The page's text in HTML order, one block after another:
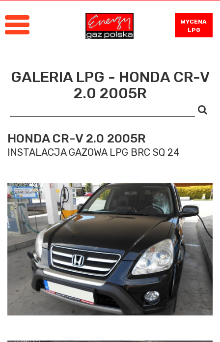
WYCENA
LPG
GALERIA LPG - HONDA CR-V
2.0 2005R
HONDA CR-V 2.0 2005R
INSTALACJA GAZOWA LPG BRC SQ 24